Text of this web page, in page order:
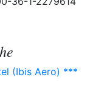
(Ibis Aero) ***